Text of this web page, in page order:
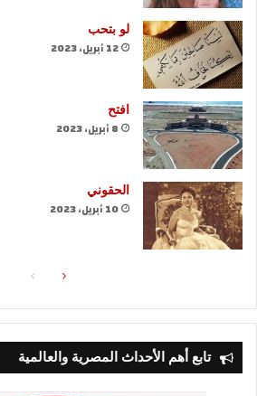
لو بتحب
12 أبريل، 2023
افتح
8 أبريل، 2023
الحقوني
10 أبريل، 2023
الصفحةالصفحة
تابع أهم الأحداث المصرية والعالمية